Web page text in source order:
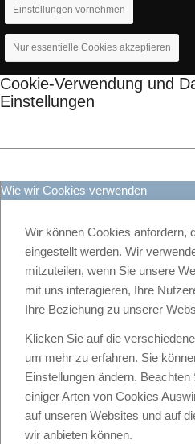
Einstellungen vornehmen
Nur essentielle Cookies akzeptieren
Cookie-Verwendung und
Einstellungen
Wie wir Cookies verwenden
Wir können Cookies anfordern,
eingestellt werden. Wir
mitzuteilen, wenn Sie unsere
mit uns interagieren, Ihre
Ihre Beziehung zu unserer
Klicken Sie auf die
um mehr zu erfahren. Sie
Einstellungen ändern.
einiger Arten von Cookies
auf unseren Websites und auf
wir anbieten können.